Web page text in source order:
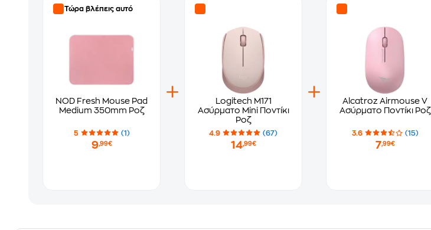
Τώρα βλέπεις αυτό
NOD Fresh Mouse Pad
Medium 350mm Ροζ
5 (1)
9,99€
Logitech M171
Ασύρματο Mini Ποντίκι
Ροζ
4.9 (67)
14,99€
Alcatroz Airmouse V
Ασύρματο Ποντίκι Ροζ
3.6 (15)
7,99€